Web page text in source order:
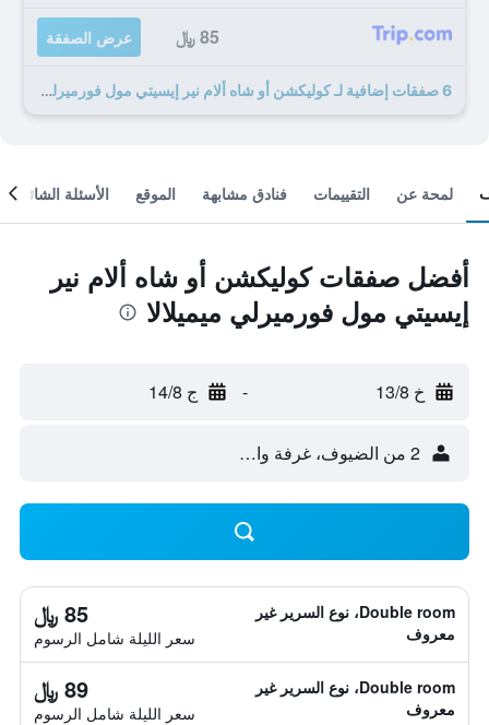
85 ﷼ عرض الصفقة
6 صفقات إضافية لـ كوليكشن أو شاه ألام نير إيسيتي مول فورميرلي ميميلالا
لمحة عن التقييمات فنادق مشابهة الموقع الأسئلة الشائعة
أفضل صفقات كوليكشن أو شاه ألام نير
إيسيتي مول فورميرلي ميميلالا
خ 13/8 - ج 14/8
2 من الضيوف، غرفة واحدة
Double room، نوع السرير غير
معروف
85 ﷼
سعر الليلة شامل الرسوم
Double room، نوع السرير غير
معروف
89 ﷼
سعر الليلة شامل الرسوم